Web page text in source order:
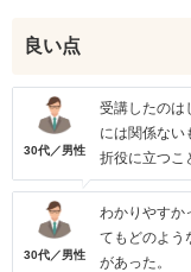
良い点
30代／男性
受講したのは
には関係ない
折役に立つこ
30代／男性
わかりやすか
てもどのよう
があった。